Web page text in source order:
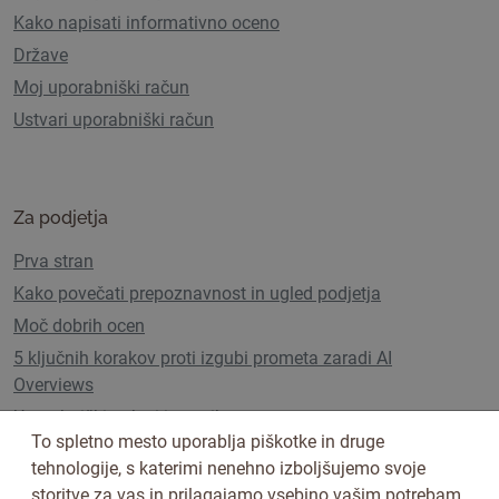
Kako napisati informativno oceno
Države
Moj uporabniški račun
Ustvari uporabniški račun
Za podjetja
Prva stran
Kako povečati prepoznavnost in ugled podjetja
Moč dobrih ocen
5 ključnih korakov proti izgubi prometa zaradi AI
Overviews
Uporabniški paketi in cenik
To spletno mesto uporablja piškotke in druge
tehnologije, s katerimi nenehno izboljšujemo svoje